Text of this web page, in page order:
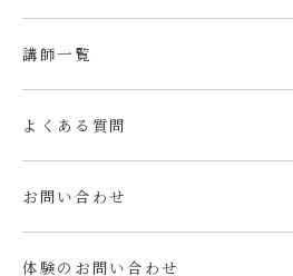
講師一覧
よくある質問
お問い合わせ
体験のお問い合わせ